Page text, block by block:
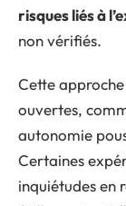
risques liés à
non vérifiés.
Cette
ouvertes,
autonomie
Certaines
inquiétudes en